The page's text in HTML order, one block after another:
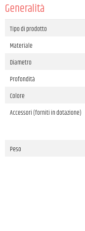
Generalità
Tipo di prodotto
Materiale
Diametro
Profondità
Colore
Accessori (forniti in dotazione)
Peso